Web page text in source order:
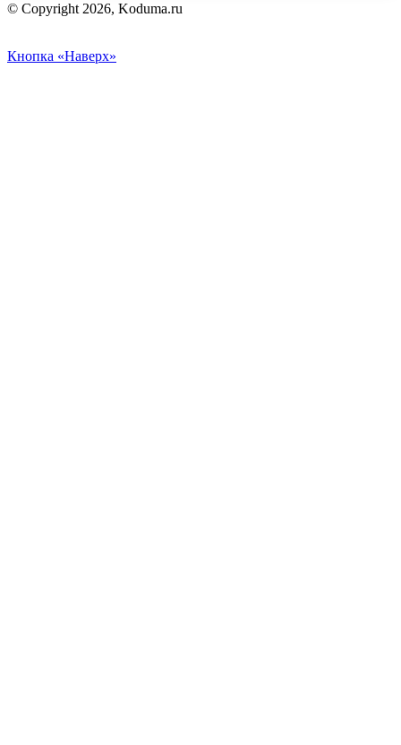
© Copyright 2026, Koduma.ru
Кнопка «Наверх»